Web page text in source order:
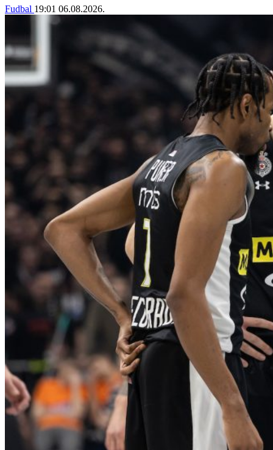
Fudbal 19:01 06.08.2026.